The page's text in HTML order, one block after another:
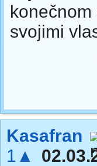
svojimi
Kasafran
1▲